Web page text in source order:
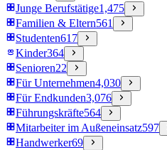
Junge Berufstätige1,475
Familien & Eltern561
Studenten617
Kinder364
Senioren22
Für Unternehmen4,030
Für Endkunden3,076
Führungskräfte564
Mitarbeiter im Außeneinsatz597
Handwerker69